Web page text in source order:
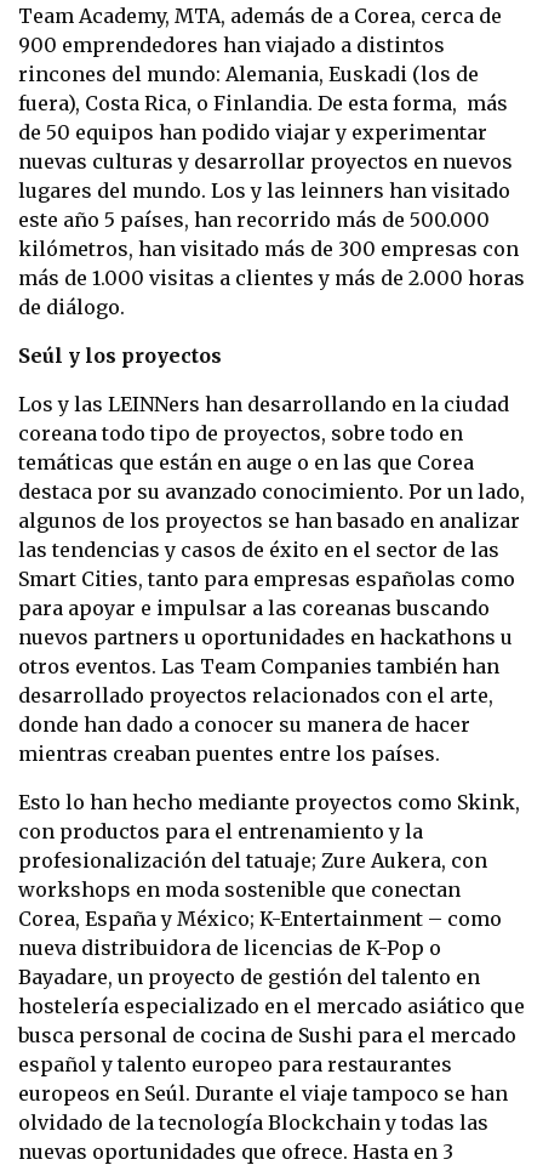
Team Academy, MTA, además de a Corea, cerca de
900 emprendedores han viajado a distintos
rincones del mundo: Alemania, Euskadi (los de
fuera), Costa Rica, o Finlandia. De esta forma, más
de 50 equipos han podido viajar y experimentar
nuevas culturas y desarrollar proyectos en nuevos
lugares del mundo. Los y las leinners han visitado
este año 5 países, han recorrido más de 500.000
kilómetros, han visitado más de 300 empresas con
más de 1.000 visitas a clientes y más de 2.000 horas
de diálogo.
Seúl y los proyectos
Los y las LEINNers han desarrollando en la ciudad
coreana todo tipo de proyectos, sobre todo en
temáticas que están en auge o en las que Corea
destaca por su avanzado conocimiento. Por un lado,
algunos de los proyectos se han basado en analizar
las tendencias y casos de éxito en el sector de las
Smart Cities, tanto para empresas españolas como
para apoyar e impulsar a las coreanas buscando
nuevos partners u oportunidades en hackathons u
otros eventos. Las Team Companies también han
desarrollado proyectos relacionados con el arte,
donde han dado a conocer su manera de hacer
mientras creaban puentes entre los países.
Esto lo han hecho mediante proyectos como Skink,
con productos para el entrenamiento y la
profesionalización del tatuaje; Zure Aukera, con
workshops en moda sostenible que conectan
Corea, España y México; K-Entertainment – como
nueva distribuidora de licencias de K-Pop o
Bayadare, un proyecto de gestión del talento en
hostelería especializado en el mercado asiático que
busca personal de cocina de Sushi para el mercado
español y talento europeo para restaurantes
europeos en Seúl. Durante el viaje tampoco se han
olvidado de la tecnología Blockchain y todas las
nuevas oportunidades que ofrece. Hasta en 3